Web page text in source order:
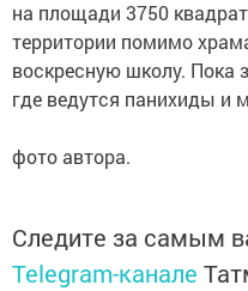
на площади 3750
территории помимо
воскресную школу. Пока
где ведутся панихиды и
фото автора.
Следите за самым
Telegram-канале